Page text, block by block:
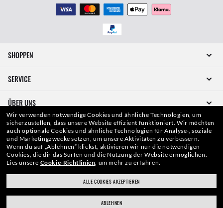
SHOPPEN
SERVICE
ÜBER UNS
KOMM VORBEI
WIE KÖNNEN WIR HELFEN?
Wir verwenden notwendige Cookies und ähnliche Technologien, um
sicherzustellen, dass unsere Website effizient funktioniert. Wir möchten
auch optionale Cookies und ähnliche Technologien für Analyse-, soziale
und Marketingzwecke setzen, um unsere Aktivitäten zu verbessern.
Wenn du auf „Ablehnen“ klickst, aktivieren wir nur die notwendigen
Cookies, die dir das Surfen und die Nutzung der Website ermöglichen.
Lies unsere Cookie-Richtlinien, um mehr zu erfahren.
ALLE COOKIES AKZEPTIEREN
ABLEHNEN